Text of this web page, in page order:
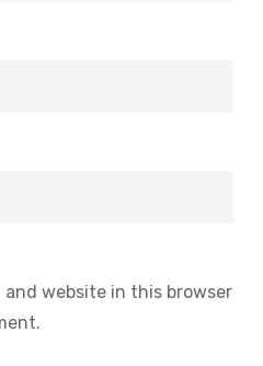
and website in this browser